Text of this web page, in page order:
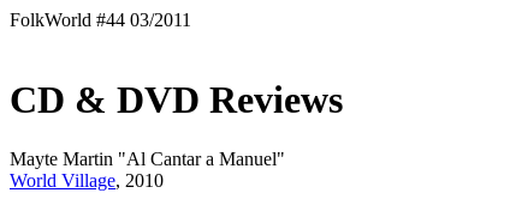
FolkWorld #44 03/2011
CD & DVD Reviews
Mayte Martin "Al Cantar a Manuel"
World Village, 2010